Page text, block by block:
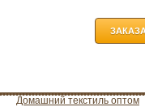
Домашний текстиль оптом